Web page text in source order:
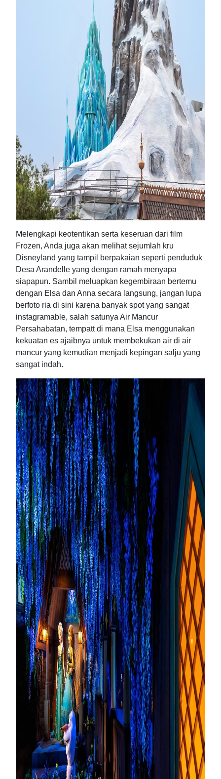
Melengkapi keotentikan serta keseruan dari film
Frozen, Anda juga akan melihat sejumlah kru
Disneyland yang tampil berpakaian seperti penduduk
Desa Arandelle yang dengan ramah menyapa
siapapun. Sambil meluapkan kegembiraan bertemu
dengan Elsa dan Anna secara langsung, jangan lupa
berfoto ria di sini karena banyak spot yang sangat
instagramable, salah satunya Air Mancur
Persahabatan, tempatt di mana Elsa menggunakan
kekuatan es ajaibnya untuk membekukan air di air
mancur yang kemudian menjadi kepingan salju yang
sangat indah.